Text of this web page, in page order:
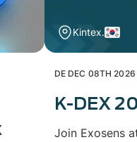
Kintex.
DE DEC 08TH
K-DEX
Join Exosens